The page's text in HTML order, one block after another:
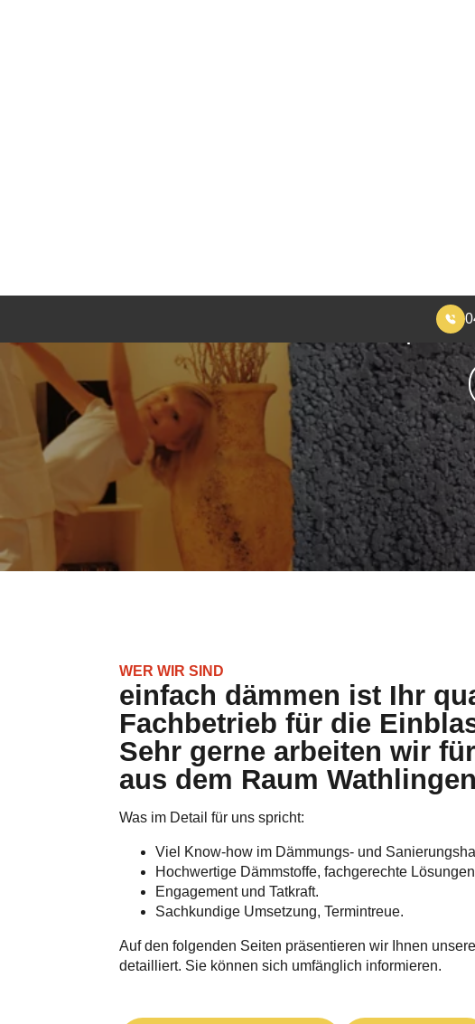
Als Fachpartner
WER WIR SIND
einfach dämmen ist Ihr
Fachbetrieb für die
Sehr gerne arbeiten wir
aus dem Raum Wathlingen
Was im Detail für uns spricht:
Viel Know-how im Dämmungs- und
Hochwertige Dämmstoffe, fachgerechte
Engagement und Tatkraft.
Sachkundige Umsetzung, Termintreue.
Auf den folgenden Seiten präsentieren wir Ihnen
detailliert. Sie können sich umfänglich informieren.